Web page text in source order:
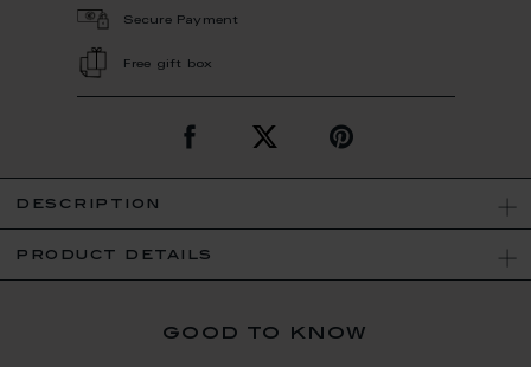
Secure Payment
Free gift box
description
product details
good to know